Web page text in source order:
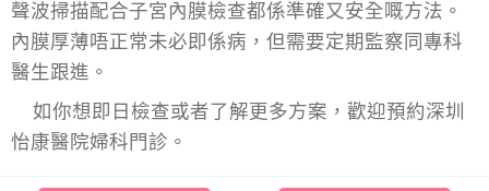
聲波掃描配合子宮內膜檢查都係準確又安全嘅方法。
內膜厚薄唔正常未必即係病，但需要定期監察同專科
醫生跟進。
如你想即日檢查或者了解更多方案，歡迎預約深圳
怡康醫院婦科門診。